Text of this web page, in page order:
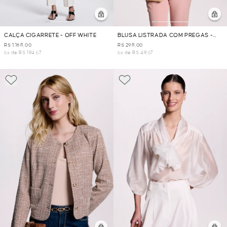
CALÇA CIGARRETE - OFF WHITE
R$ 1.168,00
6x de R$ 194,67
BLUSA LISTRADA COM PREGAS -
ROSA
R$ 298,00
6x de R$ 49,67